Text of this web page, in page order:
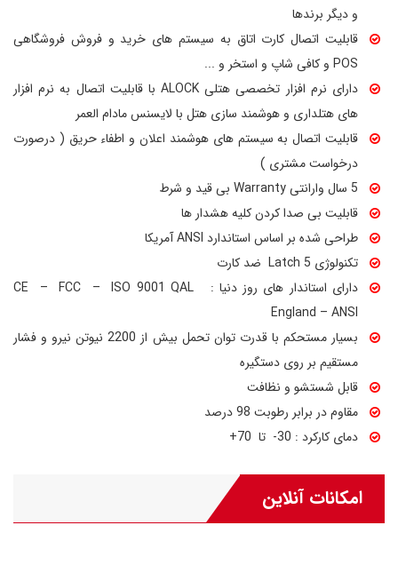
و دیگر برندها
قابلیت اتصال کارت اتاق به سیستم های خرید و فروش فروشگاهی
POS و کافی شاپ و استخر و ...
دارای نرم افزار تخصصی هتلی ALOCK با قابلیت اتصال به نرم افزار
های هتلداری و هوشمند سازی هتل با لایسنس مادام العمر
قابلیت اتصال به سیستم های هوشمند اعلان و اطفاء حریق ( درصورت
درخواست مشتری )
5 سال وارانتی Warranty بی قید و شرط
قابلیت بی صدا کردن کلیه هشدار ها
طراحی شده بر اساس استاندارد ANSI آمریکا
تکنولوژی 5 Latch ضد کارت
دارای استاندار های روز دنیا : CE – FCC – ISO 9001 QAL
England – ANSI
بسیار مستحکم با قدرت توان تحمل بیش از 2200 نیوتن نیرو و فشار
مستقیم بر روی دستگیره
قابل شستشو و نظافت
مقاوم در برابر رطوبت 98 درصد
دمای کارکرد : 30- تا 70+
امکانات آنلاین